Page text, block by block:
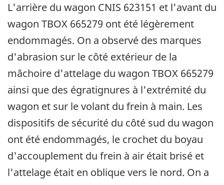
L'arrière du wagon CNIS 623151 et l'avant du
wagon TBOX 665279 ont été légèrement
endommagés. On a observé des marques
d'abrasion sur le côté extérieur de la
mâchoire d'attelage du wagon TBOX 665279
ainsi que des égratignures à l'extrémité du
wagon et sur le volant du frein à main. Les
dispositifs de sécurité du côté sud du wagon
ont été endommagés, le crochet du boyau
d'accouplement du frein à air était brisé et
l'attelage était en oblique vers le nord. On a